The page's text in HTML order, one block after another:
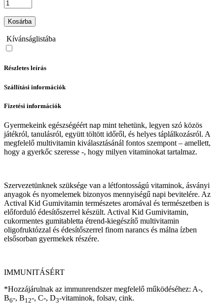
Kosárba
Kívánságlistába
Részletes leírás
Szállítási információk
Fizetési információk
Gyermekeink egészségéért nap mint tehetünk, legyen szó közös
játékról, tanulásról, együtt töltött időről, és helyes táplálkozásról. A
megfelelő multivitamin kiválasztásánál fontos szempont – amellett,
hogy a gyerkőc szeresse -, hogy milyen vitaminokat tartalmaz.
Szervezetünknek szüksége van a létfontosságú vitaminok, ásványi
anyagok és nyomelemek bizonyos mennyiségű napi bevitelére. Az
Actival Kid Gumivitamin természetes aromával és természetben is
előforduló édesítőszerrel készült. Actival Kid Gumivitamin,
cukormentes gumitabletta étrend-kiegészítő multivitamin
oligofruktózzal és édesítőszerrel finom narancs és málna ízben
elsősorban gyermekek részére.
IMMUNITÁSÉRT
*Hozzájárulnak az immunrendszer megfelelő működéséhez: A-,
B6-, B12-, C-, D3-vitaminok, folsav, cink.